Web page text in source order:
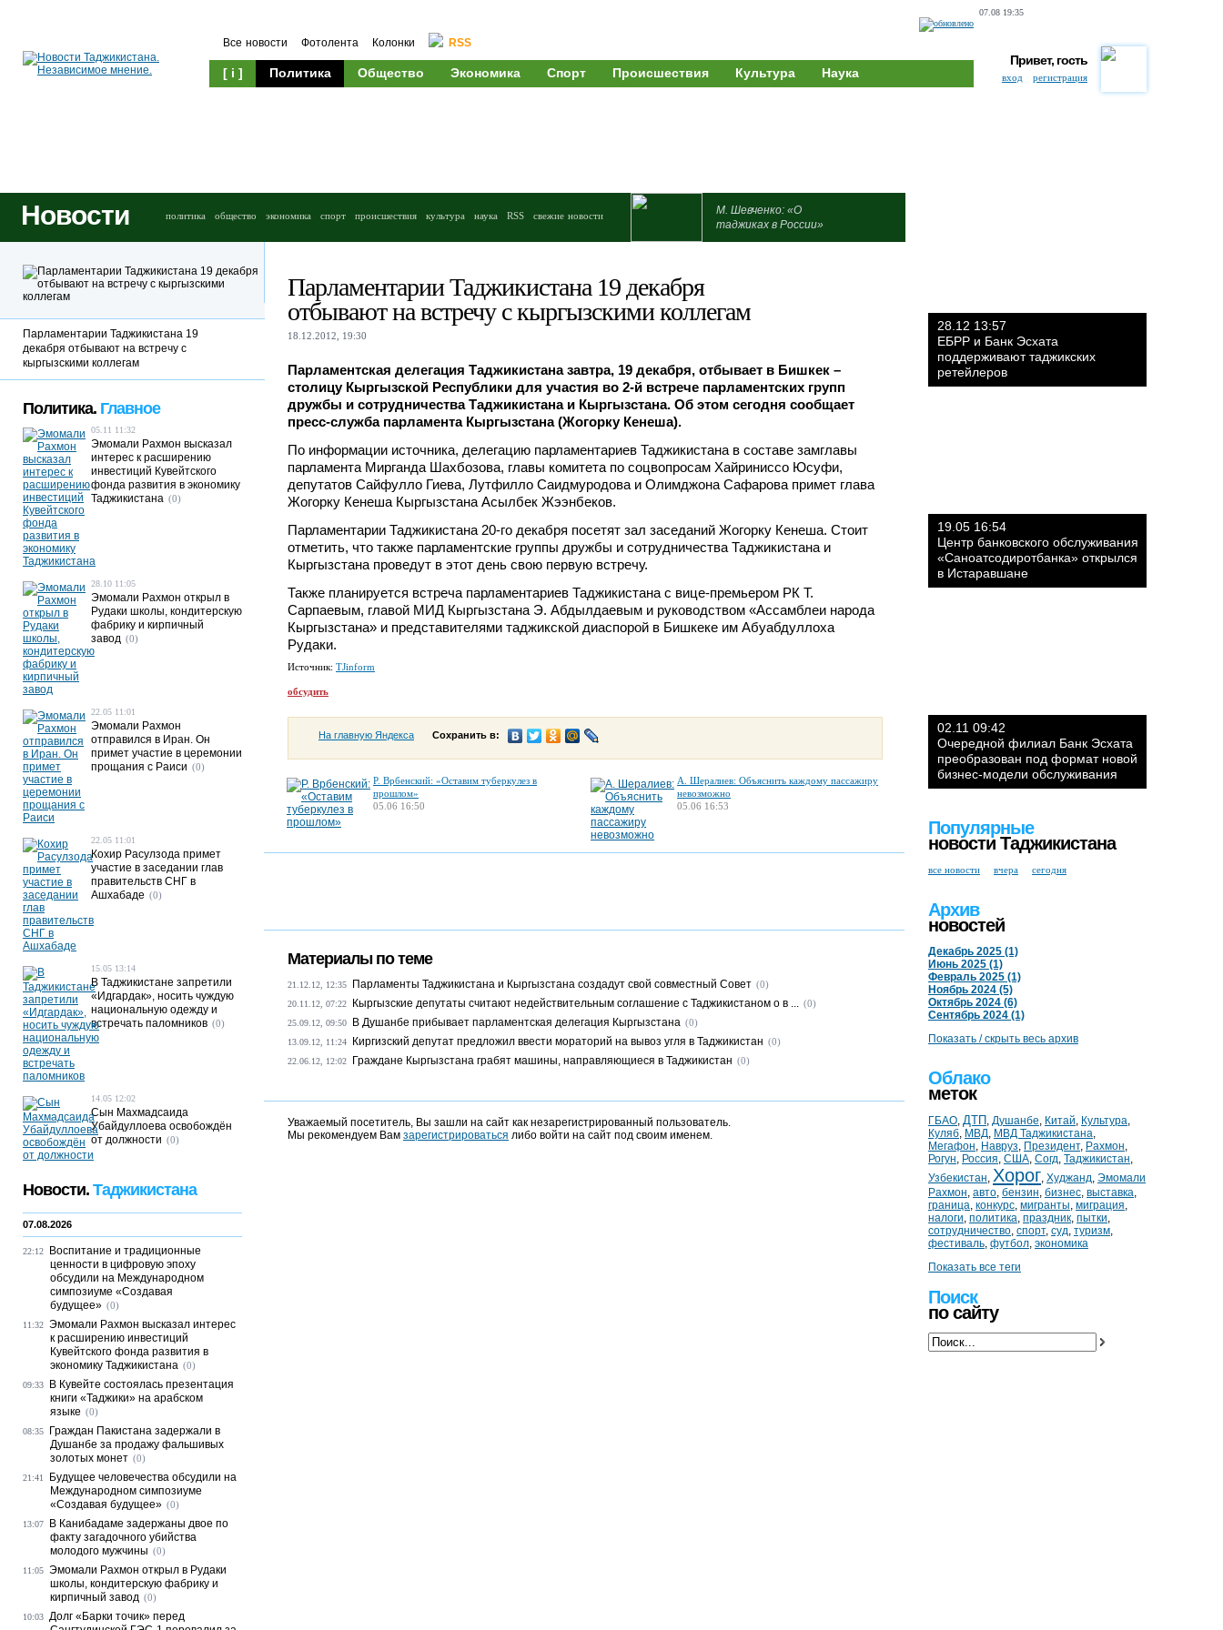
07.08 19:35
Все новости Фотолента Колонки RSS
[ i ] Политика Общество Экономика Спорт Происшествия Культура Наука
Привет, гость
вход регистрация
Новости политика общество экономика спорт происшествия культура наука RSS свежие новости
М. Шевченко: «О
таджиках в России»
Парламентарии Таджикистана 19 декабря
отбывают на встречу с кыргызскими коллегам
18.12.2012, 19:30
Парламентская делегация Таджикистана завтра, 19 декабря, отбывает в Бишкек –
столицу Кыргызской Республики для участия во 2-й встрече парламентских групп
дружбы и сотрудничества Таджикистана и Кыргызстана. Об этом сегодня сообщает
пресс-служба парламента Кыргызстана (Жогорку Кенеша).
По информации источника, делегацию парламентариев Таджикистана в составе замглавы
парламента Мирганда Шахбозова, главы комитета по соцвопросам Хайриниссо Юсуфи,
депутатов Сайфулло Гиева, Лутфилло Саидмуродова и Олимджона Сафарова примет глава
Жогорку Кенеша Кыргызстана Асылбек Жээнбеков.
Парламентарии Таджикистана 20-го декабря посетят зал заседаний Жогорку Кенеша. Стоит
отметить, что также парламентские группы дружбы и сотрудничества Таджикистана и
Кыргызстана проведут в этот день свою первую встречу.
Также планируется встреча парламентариев Таджикистана с вице-премьером РК Т.
Сарпаевым, главой МИД Кыргызстана Э. Абдылдаевым и руководством «Ассамблеи народа
Кыргызстана» и представителями таджикской диаспорой в Бишкеке им Абуабдуллоха
Рудаки.
Источник: TJinform
обсудить
На главную Яндекса Сохранить в:
Р. Врбенский: «Оставим туберкулез в
прошлом»
05.06 16:50
А. Шералиев: Объяснить каждому пассажиру
невозможно
05.06 16:53
Материалы по теме
21.12.12, 12:35 Парламенты Таджикистана и Кыргызстана создадут свой совместный Совет (0)
20.11.12, 07:22 Кыргызские депутаты считают недействительным соглашение с Таджикистаном о в ... (0)
25.09.12, 09:50 В Душанбе прибывает парламентская делегация Кыргызстана (0)
13.09.12, 11:24 Киргизский депутат предложил ввести мораторий на вывоз угля в Таджикистан (0)
22.06.12, 12:02 Граждане Кыргызстана грабят машины, направляющиеся в Таджикистан (0)
Уважаемый посетитель, Вы зашли на сайт как незарегистрированный пользователь.
Мы рекомендуем Вам зарегистрироваться либо войти на сайт под своим именем.
Парламентарии Таджикистана 19
декабря отбывают на встречу с
кыргызскими коллегам
Политика. Главное
05.11 11:32
Эмомали Рахмон высказал
интерес к расширению
инвестиций Кувейтского
фонда развития в экономику
Таджикистана (0)
28.10 11:05
Эмомали Рахмон открыл в
Рудаки школы, кондитерскую
фабрику и кирпичный
завод (0)
22.05 11:01
Эмомали Рахмон
отправился в Иран. Он
примет участие в церемонии
прощания с Раиси (0)
22.05 11:01
Кохир Расулзода примет
участие в заседании глав
правительств СНГ в
Ашхабаде (0)
15.05 13:14
В Таджикистане запретили
«Идгардак», носить чуждую
национальную одежду и
встречать паломников (0)
14.05 12:02
Сын Махмадсаида
Убайдуллоева освобождён
от должности (0)
Новости. Таджикистана
07.08.2026
22:12
Воспитание и традиционные
ценности в цифровую эпоху
обсудили на Международном
симпозиуме «Создавая
будущее» (0)
11:32 Эмомали Рахмон высказал интерес
к расширению инвестиций
Кувейтского фонда развития в
экономику Таджикистана (0)
09:33
В Кувейте состоялась презентация
книги «Таджики» на арабском
языке (0)
08:35
Граждан Пакистана задержали в
Душанбе за продажу фальшивых
золотых монет (0)
21:41
Будущее человечества обсудили на
Международном симпозиуме
«Создавая будущее» (0)
13:07
В Канибадаме задержаны двое по
факту загадочного убийства
молодого мужчины (0)
11:05 Эмомали Рахмон открыл в Рудаки
школы, кондитерскую фабрику и
кирпичный завод (0)
10:03 Долг «Барки точик» перед
28.12 13:57
ЕБРР и Банк Эсхата
поддерживают таджикских
ретейлеров
19.05 16:54
Центр банковского обслуживания
«Саноатсодиротбанка» открылся
в Истаравшане
02.11 09:42
Очередной филиал Банк Эсхата
преобразован под формат новой
бизнес-модели обслуживания
Популярные
новости Таджикистана
все новости вчера сегодня
Архив
новостей
Декабрь 2025 (1)
Июнь 2025 (1)
Февраль 2025 (1)
Ноябрь 2024 (5)
Октябрь 2024 (6)
Сентябрь 2024 (1)
Показать / скрыть весь архив
Облако
меток
ГБАО, ДТП , Душанбе, Китай, Культура,
Куляб, МВД, МВД Таджикистана,
Мегафон, Навруз, Президент, Рахмон,
Рогун, Россия, США, Согд, Таджикистан,
Узбекистан, Хорог, Худжанд, Эмомали
Рахмон, авто, бензин, бизнес, выставка,
граница, конкурс, мигранты, миграция,
налоги, политика, праздник, пытки,
сотрудничество, спорт, суд, туризм,
фестиваль, футбол, экономика
Показать все теги
Поиск
по сайту